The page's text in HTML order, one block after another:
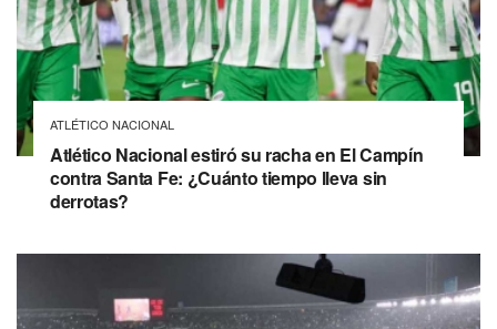
ATLÉTICO NACIONAL
Atlético Nacional estiró su racha en El Campín
contra Santa Fe: ¿Cuánto tiempo lleva sin
derrotas?